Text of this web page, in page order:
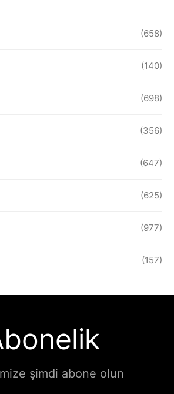
(658)
(140)
(698)
(356)
(647)
(625)
(977)
(157)
şimdi abone olun